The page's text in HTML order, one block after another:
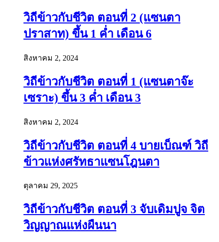
วิถีข้าวกับชีวิต ตอนที่ 2 (แซนตา
ปราสาท) ขึ้น 1 ค่ำ เดือน 6
สิงหาคม 2, 2024
วิถีข้าวกับชีวิต ตอนที่ 1 (แซนตาจ๊ะ
เซราะ) ขึ้น 3 ค่ำ เดือน 3
สิงหาคม 2, 2024
วิถีข้าวกับชีวิต ตอนที่ 4 บายเบ็ณฑ์ วิถี
ข้าวแห่งศรัทธาแซนโฎนตา
ตุลาคม 29, 2025
วิถีข้าวกับชีวิต ตอนที่ 3 จับเดิมปูจ จิต
วิญญาณแห่งผืนนา